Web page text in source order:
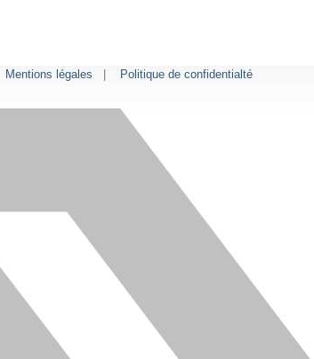
Mentions légales | Politique de confidentialté